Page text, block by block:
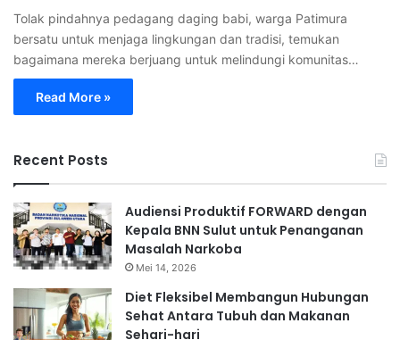
Tolak pindahnya pedagang daging babi, warga Patimura
bersatu untuk menjaga lingkungan dan tradisi, temukan
bagaimana mereka berjuang untuk melindungi komunitas…
Read More »
Recent Posts
Audiensi Produktif FORWARD dengan
Kepala BNN Sulut untuk Penanganan
Masalah Narkoba
Mei 14, 2026
Diet Fleksibel Membangun Hubungan
Sehat Antara Tubuh dan Makanan
Sehari-hari